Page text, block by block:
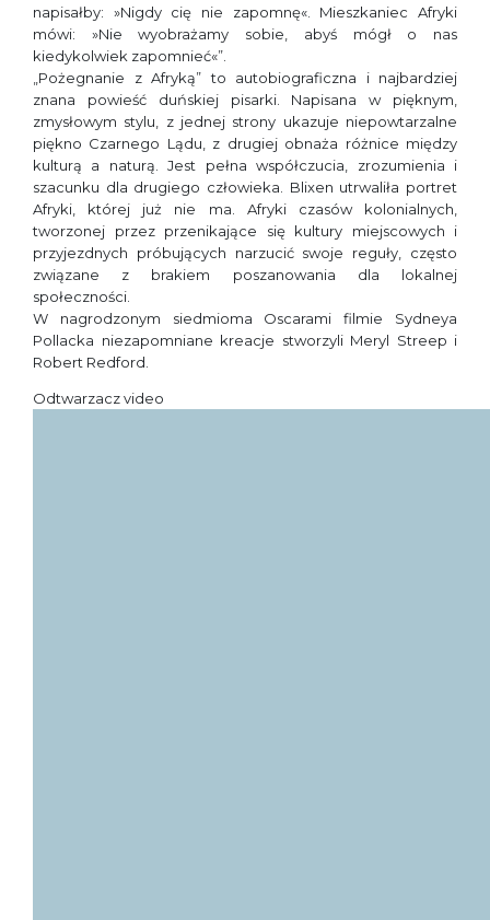
napisałby: »Nigdy cię nie zapomnę«. Mieszkaniec Afryki
mówi: »Nie wyobrażamy sobie, abyś mógł o nas
kiedykolwiek zapomnieć«”.
„Pożegnanie z Afryką” to autobiograficzna i najbardziej
znana powieść duńskiej pisarki. Napisana w pięknym,
zmysłowym stylu, z jednej strony ukazuje niepowtarzalne
piękno Czarnego Lądu, z drugiej obnaża różnice między
kulturą a naturą. Jest pełna współczucia, zrozumienia i
szacunku dla drugiego człowieka. Blixen utrwaliła portret
Afryki, której już nie ma. Afryki czasów kolonialnych,
tworzonej przez przenikające się kultury miejscowych i
przyjezdnych próbujących narzucić swoje reguły, często
związane z brakiem poszanowania dla lokalnej
społeczności.
W nagrodzonym siedmioma Oscarami filmie Sydneya
Pollacka niezapomniane kreacje stworzyli Meryl Streep i
Robert Redford.
Odtwarzacz video